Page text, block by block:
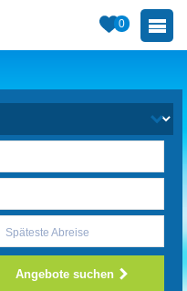
0
Späteste Abreise
Angebote suchen